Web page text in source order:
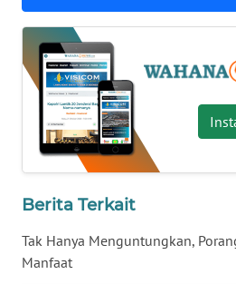
Berita Terkait
Tak Hanya Menguntungkan,
Manfaat
WN
GORONTALO
WN
SULUT
MALUKU
WN